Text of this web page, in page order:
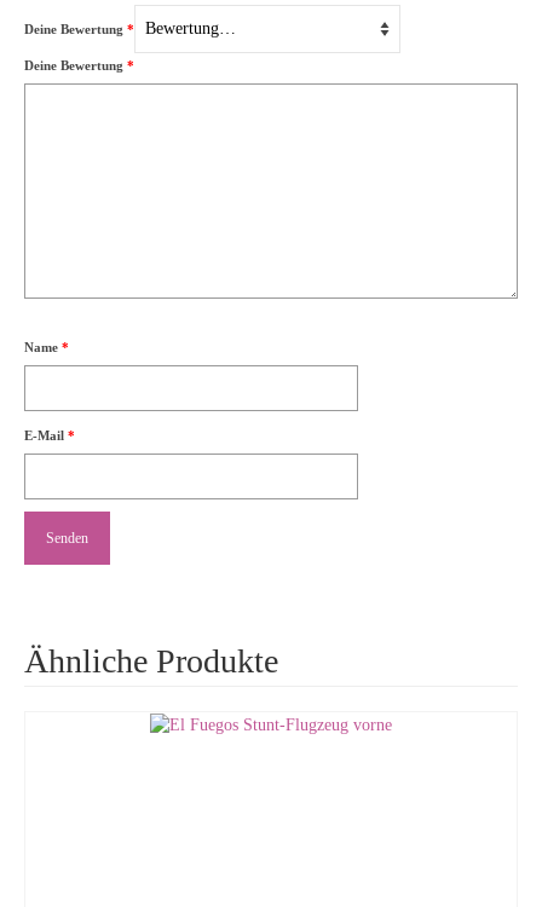
Deine Bewertung *
Deine Bewertung *
Name *
E-Mail *
Ähnliche Produkte